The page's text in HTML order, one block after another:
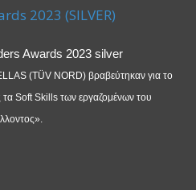
2023 (SILVER)
(TÜV NORD) βραβεύτηκαν για το
Soft Skills των εργαζομένων του